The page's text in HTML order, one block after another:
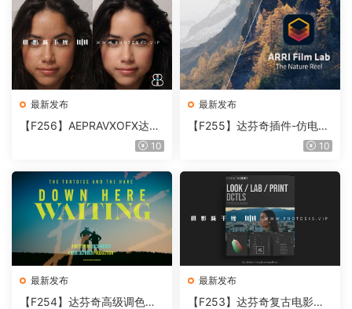
最新发布
【F256】AEPRAVXOFX达芬
奇视频人像磨皮润肤美颜插件
10
最新发布
【F255】达芬奇插件-仿电影
胶片视频调色插件 ARRI Film
10
最新发布
【F254】达芬奇高级调色插
最新发布
【F253】达芬奇复古电影胶